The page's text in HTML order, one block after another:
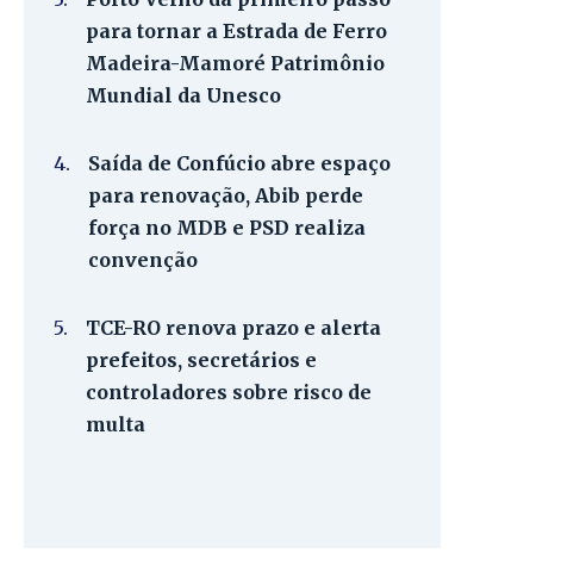
para tornar a Estrada de Ferro
Madeira-Mamoré Patrimônio
Mundial da Unesco
4.
Saída de Confúcio abre espaço
para renovação, Abib perde
força no MDB e PSD realiza
convenção
5.
TCE-RO renova prazo e alerta
prefeitos, secretários e
controladores sobre risco de
multa